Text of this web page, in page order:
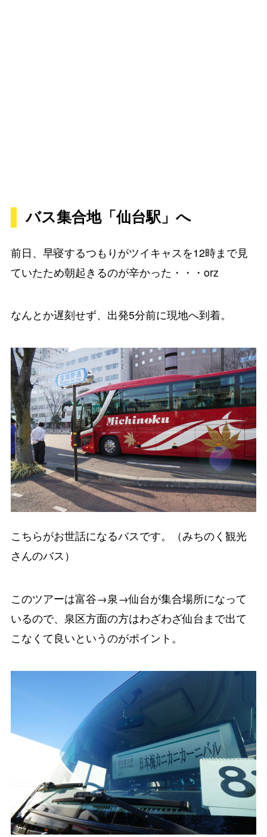
バス集合地「仙台駅」へ
前日、早寝するつもりがツイキャスを12時まで見
ていたため朝起きるのが辛かった・・・orz
なんとか遅刻せず、出発5分前に現地へ到着。
こちらがお世話になるバスです。（みちのく観光
さんのバス）
このツアーは富谷→泉→仙台が集合場所になって
いるので、泉区方面の方はわざわざ仙台まで出て
こなくて良いというのがポイント。